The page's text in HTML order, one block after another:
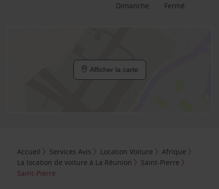
Dimanche
Fermé
Afficher la carte
Accueil Services Avis Location Voiture
Afrique
La location de voiture à La Réunion
Saint-Pierre
Saint-Pierre